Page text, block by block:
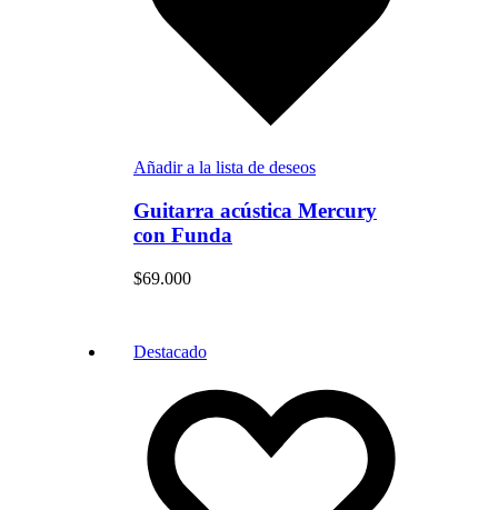
Añadir a la lista de deseos
Guitarra acústica Mercury
con Funda
$69.000
Destacado